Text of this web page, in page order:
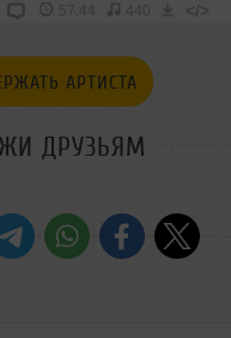
57:44 </>
АРТИСТА
ДРУЗЬЯМ